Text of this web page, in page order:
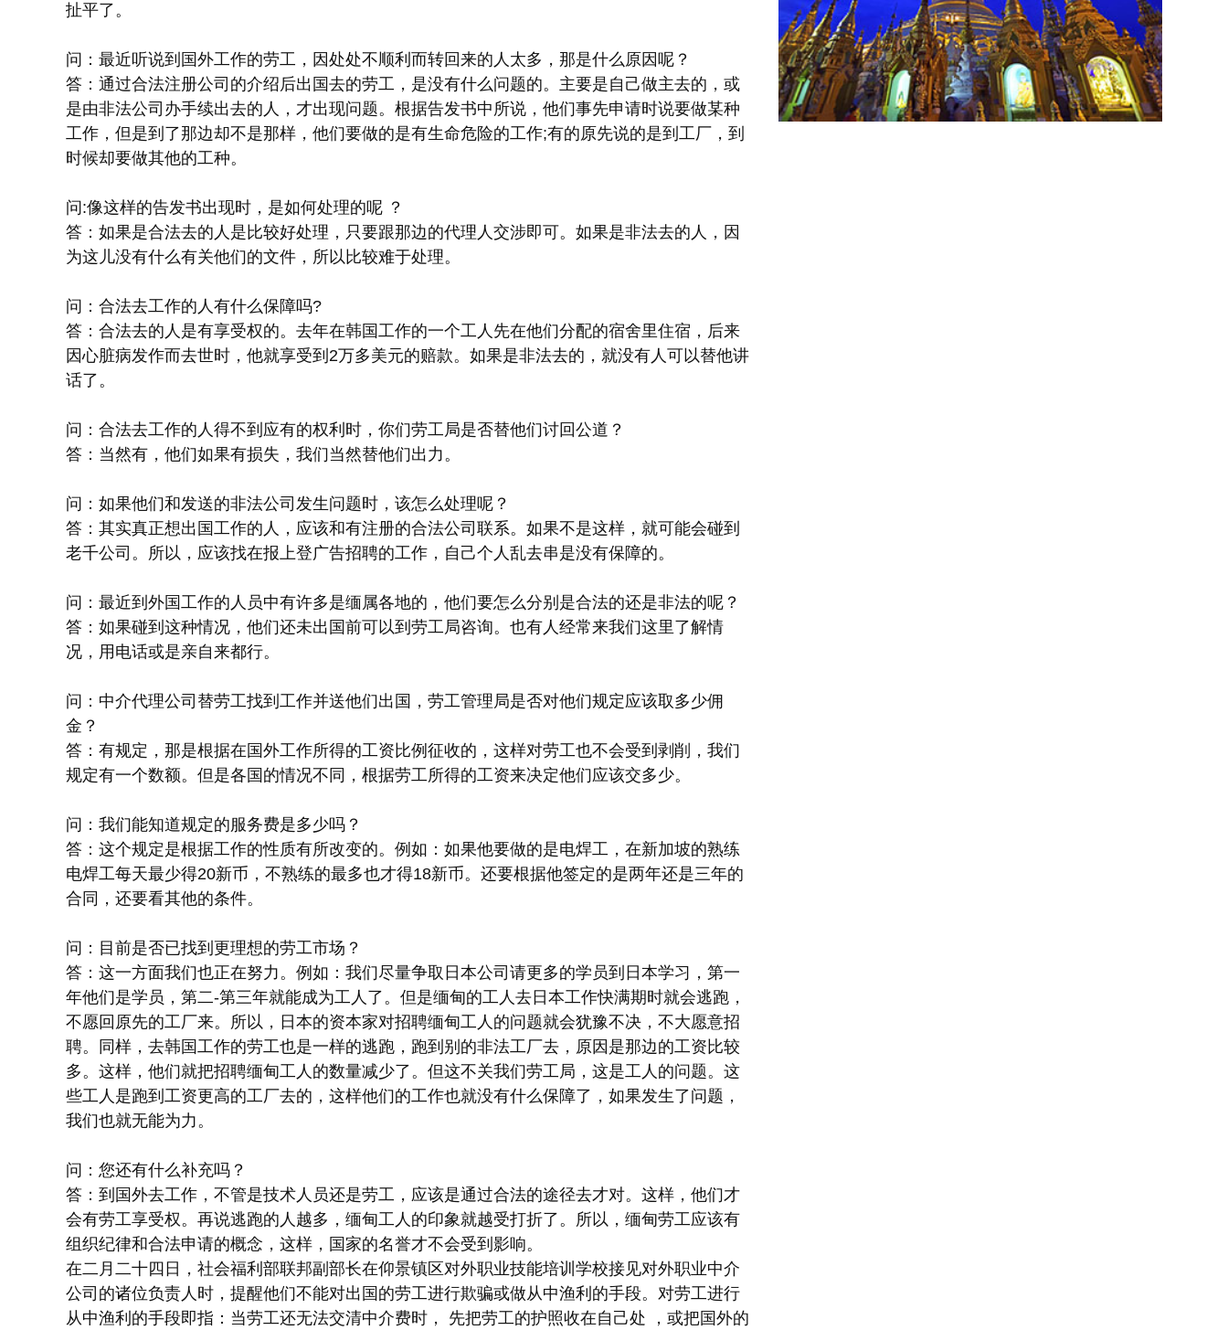
扯平了。
问：最近听说到国外工作的劳工，因处处不顺利而转回来的人太多，那是什么原因呢？
答：通过合法注册公司的介绍后出国去的劳工，是没有什么问题的。主要是自己做主去的，或
是由非法公司办手续出去的人，才出现问题。根据告发书中所说，他们事先申请时说要做某种
工作，但是到了那边却不是那样，他们要做的是有生命危险的工作;有的原先说的是到工厂，到
时候却要做其他的工种。
问:像这样的告发书出现时，是如何处理的呢 ？
答：如果是合法去的人是比较好处理，只要跟那边的代理人交涉即可。如果是非法去的人，因
为这儿没有什么有关他们的文件，所以比较难于处理。
问：合法去工作的人有什么保障吗?
答：合法去的人是有享受权的。去年在韩国工作的一个工人先在他们分配的宿舍里住宿，后来
因心脏病发作而去世时，他就享受到2万多美元的赔款。如果是非法去的，就没有人可以替他讲
话了。
问：合法去工作的人得不到应有的权利时，你们劳工局是否替他们讨回公道？
答：当然有，他们如果有损失，我们当然替他们出力。
问：如果他们和发送的非法公司发生问题时，该怎么处理呢？
答：其实真正想出国工作的人，应该和有注册的合法公司联系。如果不是这样，就可能会碰到
老千公司。所以，应该找在报上登广告招聘的工作，自己个人乱去串是没有保障的。
问：最近到外国工作的人员中有许多是缅属各地的，他们要怎么分别是合法的还是非法的呢？
答：如果碰到这种情况，他们还未出国前可以到劳工局咨询。也有人经常来我们这里了解情
况，用电话或是亲自来都行。
问：中介代理公司替劳工找到工作并送他们出国，劳工管理局是否对他们规定应该取多少佣
金？
答：有规定，那是根据在国外工作所得的工资比例征收的，这样对劳工也不会受到剥削，我们
规定有一个数额。但是各国的情况不同，根据劳工所得的工资来决定他们应该交多少。
问：我们能知道规定的服务费是多少吗？
答：这个规定是根据工作的性质有所改变的。例如：如果他要做的是电焊工，在新加坡的熟练
电焊工每天最少得20新币，不熟练的最多也才得18新币。还要根据他签定的是两年还是三年的
合同，还要看其他的条件。
问：目前是否已找到更理想的劳工市场？
答：这一方面我们也正在努力。例如：我们尽量争取日本公司请更多的学员到日本学习，第一
年他们是学员，第二-第三年就能成为工人了。但是缅甸的工人去日本工作快满期时就会逃跑，
不愿回原先的工厂来。所以，日本的资本家对招聘缅甸工人的问题就会犹豫不决，不大愿意招
聘。同样，去韩国工作的劳工也是一样的逃跑，跑到别的非法工厂去，原因是那边的工资比较
多。这样，他们就把招聘缅甸工人的数量减少了。但这不关我们劳工局，这是工人的问题。这
些工人是跑到工资更高的工厂去的，这样他们的工作也就没有什么保障了，如果发生了问题，
我们也就无能为力。
问：您还有什么补充吗？
答：到国外去工作，不管是技术人员还是劳工，应该是通过合法的途径去才对。这样，他们才
会有劳工享受权。再说逃跑的人越多，缅甸工人的印象就越受打折了。所以，缅甸劳工应该有
组织纪律和合法申请的概念，这样，国家的名誉才不会受到影响。
在二月二十四日，社会福利部联邦副部长在仰景镇区对外职业技能培训学校接见对外职业中介
公司的诸位负责人时，提醒他们不能对出国的劳工进行欺骗或做从中渔利的手段。对劳工进行
从中渔利的手段即指：当劳工还无法交清中介费时， 先把劳工的护照收在自己处 ，或把国外的